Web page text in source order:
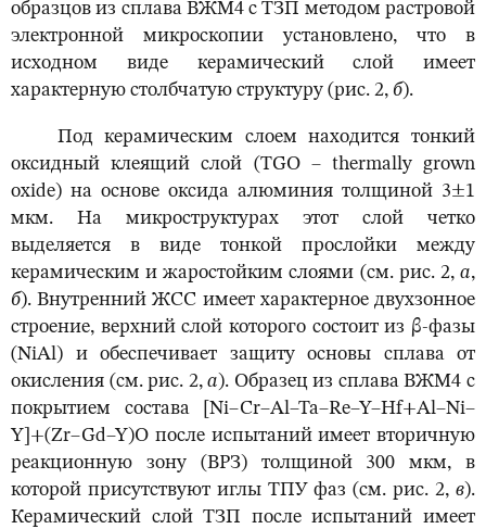
образцов из сплава ВЖМ4 с ТЗП методом растровой
электронной микроскопии установлено, что в
исходном виде керамический слой имеет
характерную столбчатую структуру (рис. 2, б).
Под керамическим слоем находится тонкий
оксидный клеящий слой (TGO – thermally grown
oxide) на основе оксида алюминия толщиной 3±1
мкм. На микроструктурах этот слой четко
выделяется в виде тонкой прослойки между
керамическим и жаростойким слоями (см. рис. 2, а,
б). Внутренний ЖСС имеет характерное двухзонное
строение, верхний слой которого состоит из β-фазы
(NiAl) и обеспечивает защиту основы сплава от
окисления (см. рис. 2,а). Образец из сплава ВЖМ4 с
покрытием состава [Ni–Cr–Al–Ta–Re–Y–Hf+Al–Ni–
Y]+(Zr–Gd–Y)O после испытаний имеет вторичную
реакционную зону (ВРЗ) толщиной 300 мкм, в
которой присутствуют иглы ТПУ фаз (см. рис. 2, в).
Керамический слой ТЗП после испытаний имеет